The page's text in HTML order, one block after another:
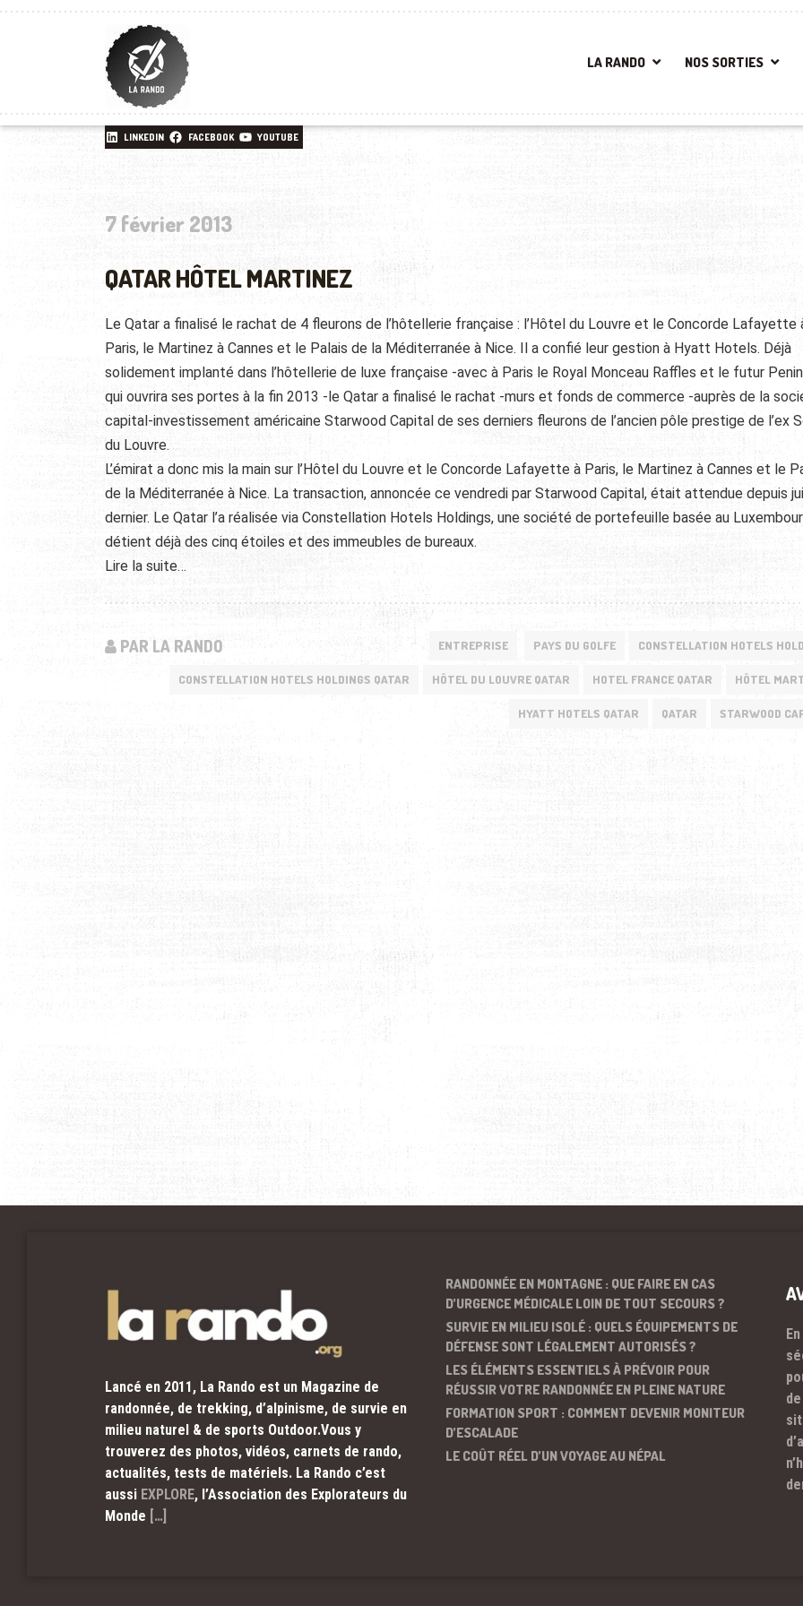
LA RANDO NOS SORTIES
LINKEDIN FACEBOOK YOUTUBE
7 février 2013
QATAR HÔTEL MARTINEZ
Le Qatar a finalisé le rachat de 4 fleurons de l’hôtellerie française : l’Hôtel du Louvre et le Concorde Lafayette
Paris, le Martinez à Cannes et le Palais de la Méditerranée à Nice. Il a confié leur gestion à Hyatt Hotels. Déjà
solidement implanté dans l’hôtellerie de luxe française -avec à Paris le Royal Monceau Raffles et le futur
qui ouvrira ses portes à la fin 2013 -le Qatar a finalisé le rachat -murs et fonds de commerce -auprès de la
capital-investissement américaine Starwood Capital de ses derniers fleurons de l’ancien pôle prestige de l’ex
du Louvre.
L’émirat a donc mis la main sur l’Hôtel du Louvre et le Concorde Lafayette à Paris, le Martinez à Cannes et le
de la Méditerranée à Nice. La transaction, annoncée ce vendredi par Starwood Capital, était attendue depuis
dernier. Le Qatar l’a réalisée via Constellation Hotels Holdings, une société de portefeuille basée au
détient déjà des cinq étoiles et des immeubles de bureaux.
Lire la suite…
PAR LA RANDO ENTREPRISE PAYS DU GOLFE CONSTELLATION HOTELS
CONSTELLATION HOTELS HOLDINGS QATAR HÔTEL DU LOUVRE QATAR HOTEL FRANCE QATAR HÔTEL
HYATT HOTELS QATAR QATAR STARWOOD
Lancé en 2011, La Rando est un Magazine de
randonnée, de trekking, d’alpinisme, de survie en
milieu naturel & de sports Outdoor.Vous y
trouverez des photos, vidéos, carnets de rando,
actualités, tests de matériels. La Rando c’est
aussi EXPLORE, l’Association des Explorateurs du
Monde […]
RANDONNÉE EN MONTAGNE : QUE FAIRE EN CAS
D’URGENCE MÉDICALE LOIN DE TOUT SECOURS ?
SURVIE EN MILIEU ISOLÉ : QUELS ÉQUIPEMENTS DE
DÉFENSE SONT LÉGALEMENT AUTORISÉS ?
LES ÉLÉMENTS ESSENTIELS À PRÉVOIR POUR
RÉUSSIR VOTRE RANDONNÉE EN PLEINE NATURE
FORMATION SPORT : COMMENT DEVENIR MONITEUR
D’ESCALADE
LE COÛT RÉEL D’UN VOYAGE AU NÉPAL